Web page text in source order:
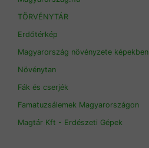
TÖRVÉNYTÁR
Erdőtérkép
Magyarország növényzete képekben
Növénytan
Fák és cserjék
Famatuzsálemek Magyarországon
Magtár Kft - Erdészeti Gépek